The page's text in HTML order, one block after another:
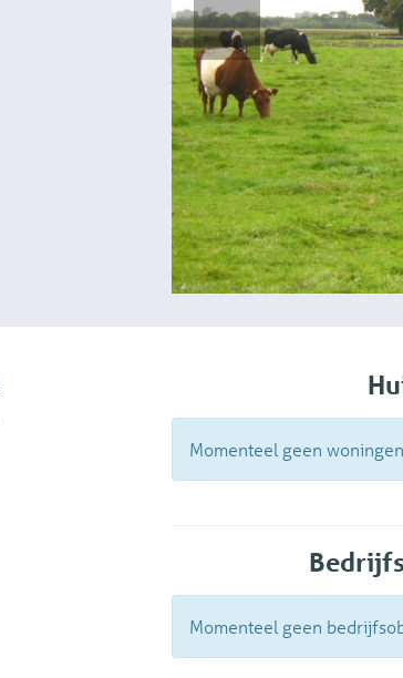
vorige
Momenteel geen
Momenteel geen